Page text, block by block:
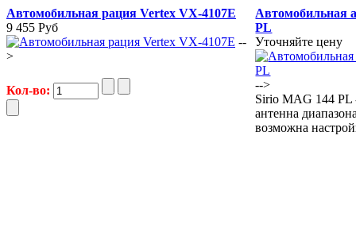
Автомобильная рация Vertex VX-4107E
9 455 Руб
--
>
Кол-во:
Автомобильная
PL
Уточняйте цену
-->
Sirio MAG 144 PL
антенна
возможна